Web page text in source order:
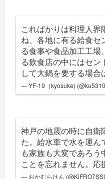
こればかりは料理人界
ね、各地に有る給食セ
る食事や食品加工工場
る飲食店の中にはセン
して大鍋を要する場
— YF-19（kyosuke)
神戸の地震の時に自衛
た。給水車で水を運ん
も家族も大変であろう
ことを忘れません。応
— おかむらけん